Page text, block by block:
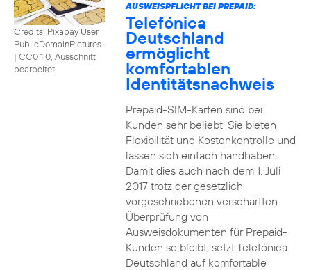
Credits: Pixabay User
PublicDomainPictures
| CC0 1.0, Ausschnitt
bearbeitet
AUSWEISPFLICHT BEI PREPAID:
Telefónica
Deutschland
ermöglicht
komfortablen
Identitätsnachweis
Prepaid-SIM-Karten sind bei
Kunden sehr beliebt. Sie bieten
Flexibilität und Kostenkontrolle und
lassen sich einfach handhaben.
Damit dies auch nach dem 1. Juli
2017 trotz der gesetzlich
vorgeschriebenen verschärften
Überprüfung von
Ausweisdokumenten für Prepaid-
Kunden so bleibt, setzt Telefónica
Deutschland auf komfortable